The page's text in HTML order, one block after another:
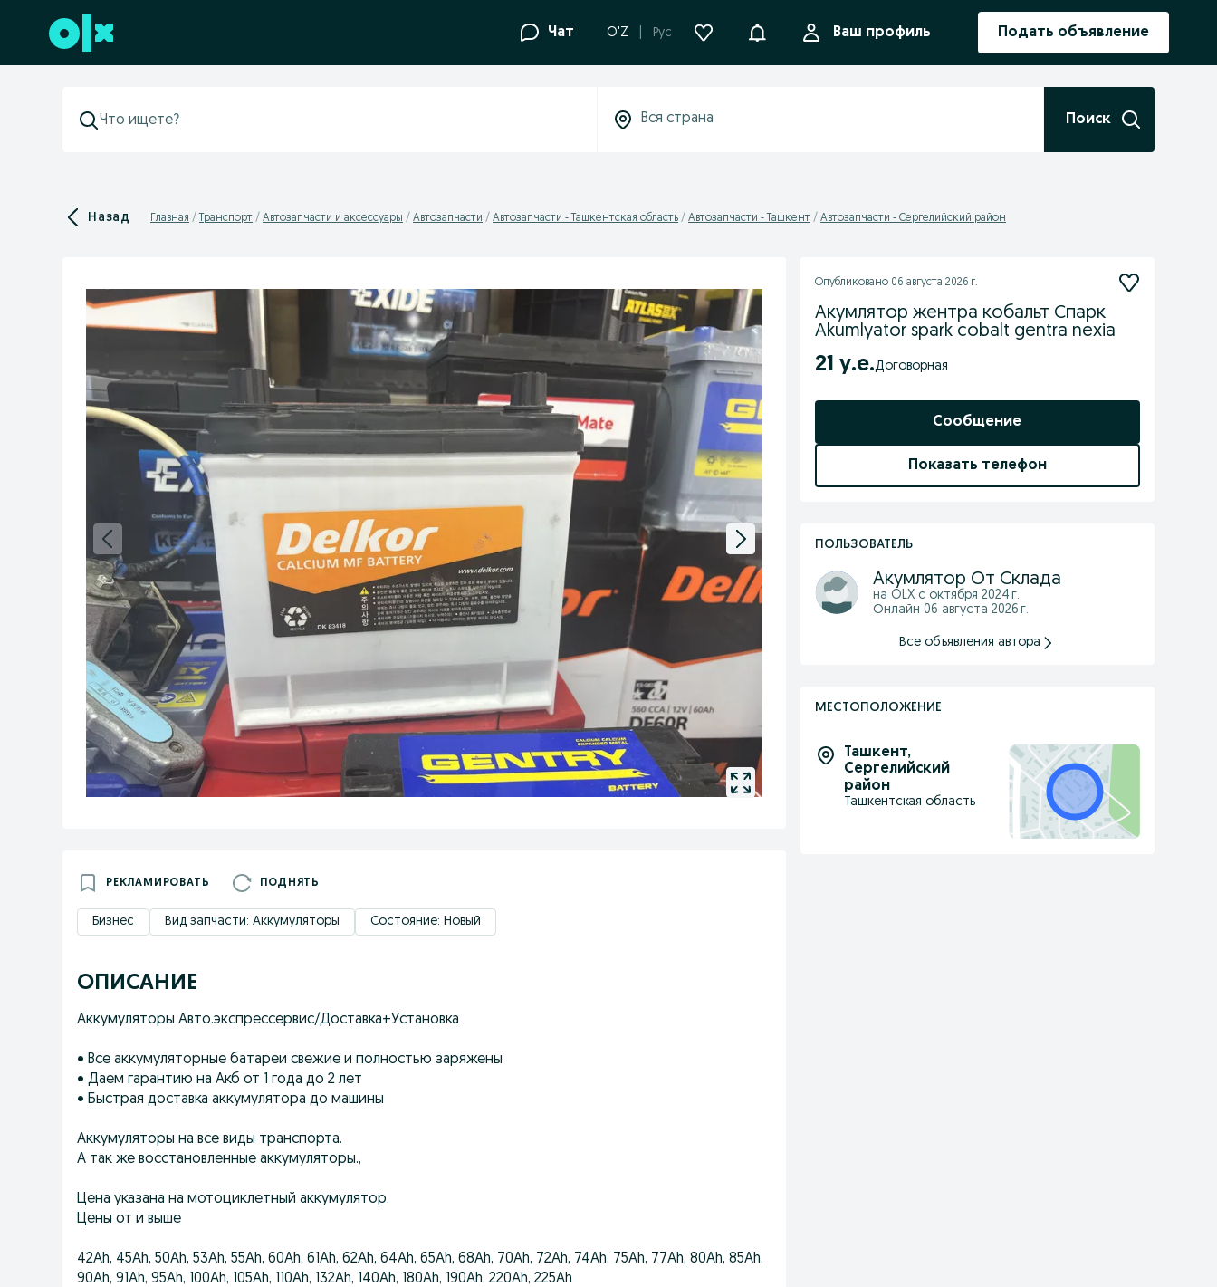
Перейти к нижнему колонтитулу Чат O'Z Рус УведомленияВаш профиль Подать объявление
Поиск
Назад Главная Транспорт Автозапчасти и аксессуары Автозапчасти Автозапчасти - Ташкентская область Автозапчасти - Ташкент Автозапчасти - Сергелийский район
РЕКЛАМИРОВАТЬ ПОДНЯТЬ
Бизнес Вид запчасти: Аккумуляторы Состояние: Новый
ОПИСАНИЕ
Аккумуляторы Авто.экспрессервис/Доставка+Установка
• Все аккумуляторные батареи свежие и полностью заряжены
• Даем гарантию на Акб от 1 года до 2 лет
• Быстрая доставка аккумулятора до машины
Аккумуляторы на все виды транспорта.
А так же восстановленные аккумуляторы.,
Цена указана на мотоциклетный аккумулятор.
Цены от и выше
42Ah, 45Ah, 50Ah, 53Ah, 55Ah, 60Ah, 61Ah, 62Ah, 64Ah, 65Ah, 68Ah, 70Ah, 72Ah, 74Ah, 75Ah, 77Ah, 80Ah, 85Ah,
90Ah, 91Ah, 95Ah, 100Ah, 105Ah, 110Ah, 132Ah, 140Ah, 180Ah, 190Ah, 220Ah, 225Ah
Опубликовано 06 августа 2026 г.
Акумлятор жентра кобальт Спарк
Akumlyator spark cobalt gentra nexia
21 у.е. Договорная
Сообщение
Показать телефон
ПОЛЬЗОВАТЕЛЬ
Акумлятор От Склада
на OLX с октября 2024 г.
Онлайн 06 августа 2026 г.
Все объявления автора
МЕСТОПОЛОЖЕНИЕ
Ташкент,
Сергелийский
район
Ташкентская область